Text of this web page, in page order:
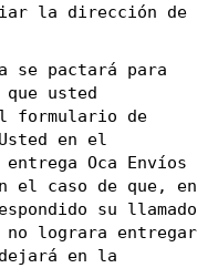
la dirección de
se pactará para
usted
formulario de
en el
Oca Envíos
el caso de que, en
su llamado
lograra entregar
en la